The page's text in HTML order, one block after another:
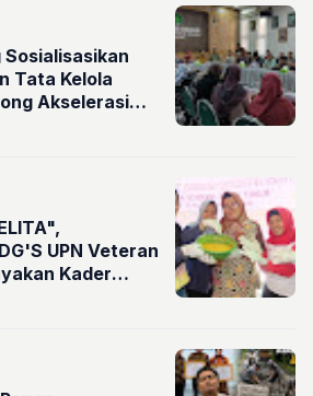
Sosialisasikan
Tata Kelola
Akselerasi
UPN Veteran
Kader
RW 07